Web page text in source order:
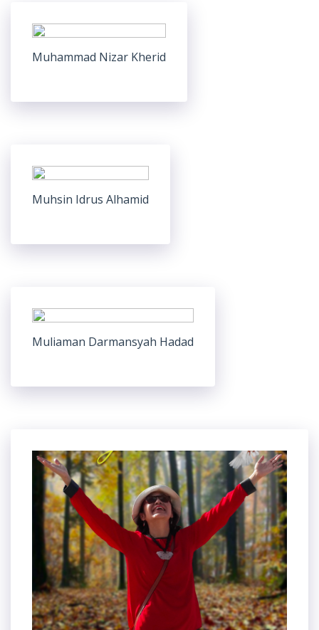
Muhammad Nizar Kherid
Muhsin Idrus Alhamid
Muliaman Darmansyah Hadad